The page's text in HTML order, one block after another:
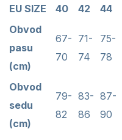
EU SIZE 40 42 44
Obvod
pasu
(cm)
67-
70
71-
74
75-
78
Obvod
sedu
(cm)
79-
82
83-
86
87-
90